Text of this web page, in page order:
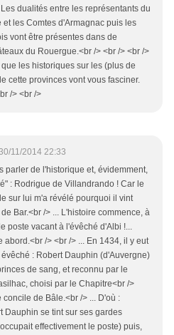
dualités entre les représentants du
et les Comtes d'Armagnac puis les
vont être présentes dans de
du Rouergue.<br /> <br /> <br />
les historiques sur les (plus de
cette provinces vont vous fasciner.
/> <br />
11/2014 22:33
parler de l'historique et, évidemment,
: Rodrigue de Villandrando ! Car le
sur lui m'a révélé pourquoi il vint
Bar.<br /> ... L'histoire commence, à
poste vacant à l'évêché d'Albi !...
abord.<br /> <br /> ... En 1434, il y eut
: Robert Dauphin (d'Auvergne)
de sang, et reconnu par le
choisi par le Chapitre<br />
de Bâle.<br /> ... D'où :
Dauphin se tint sur ses gardes
effectivement le poste) puis,